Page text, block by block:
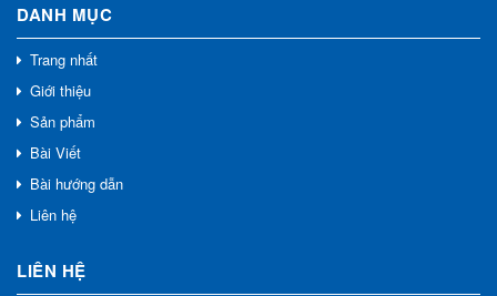
DANH MỤC
Trang nhất
Giới thiệu
Sản phẩm
Bài Viết
Bài hướng dẫn
Liên hệ
LIÊN HỆ